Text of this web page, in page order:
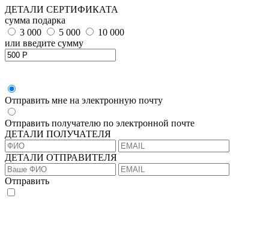
ДЕТАЛИ СЕРТИФИКАТА
сумма подарка
3 000
5 000
10 000
или введите сумму
Отправить мне на электронную почту
Отправить получателю по электронной почте
ДЕТАЛИ ПОЛУЧАТЕЛЯ
ДЕТАЛИ ОТПРАВИТЕЛЯ
Отправить